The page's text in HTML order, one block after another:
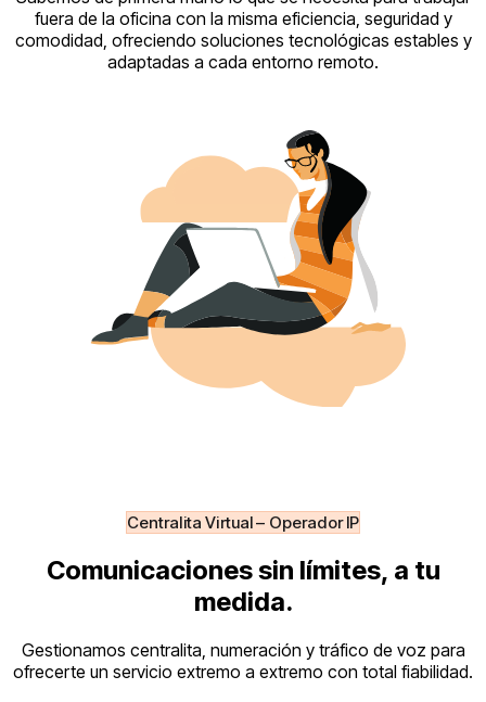
fuera de la oficina con la misma eficiencia, seguridad y
comodidad, ofreciendo soluciones tecnológicas estables y
adaptadas a cada entorno remoto.
Centralita Virtual – Operador IP
Comunicaciones sin límites, a tu
medida.
Gestionamos centralita, numeración y tráfico de voz para
ofrecerte un servicio extremo a extremo con total fiabilidad.